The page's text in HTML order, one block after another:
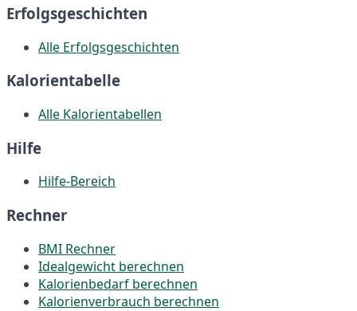
Erfolgsgeschichten
Alle Erfolgsgeschichten
Kalorientabelle
Alle Kalorientabellen
Hilfe
Hilfe-Bereich
Rechner
BMI Rechner
Idealgewicht berechnen
Kalorienbedarf berechnen
Kalorienverbrauch berechnen